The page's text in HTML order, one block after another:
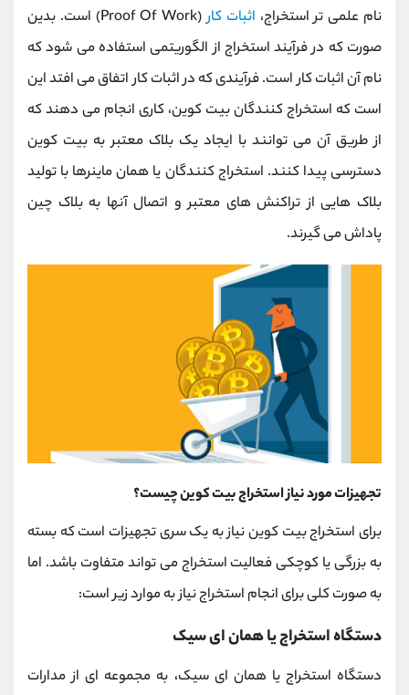
نام علمی تر استخراج، اثبات کار
(Proof Of Work) است. بدین
صورت که در فرآیند استخراج از الگوریتمی استفاده می شود که
نام آن اثبات کار است. فرآیندی که در اثبات کار اتفاق می افتد این
است که استخراج کنندگان بیت کوین، کاری انجام می دهند که
از طریق آن می توانند با ایجاد یک بلاک معتبر به بیت کوین
دسترسی پیدا کنند. استخراج کنندگان یا همان ماینرها با تولید
بلاک هایی از تراکنش های معتبر و اتصال آنها به بلاک چین
پاداش می گیرند.
تجهیزات مورد نیاز استخراج بیت کوین چیست؟
برای استخراج بیت کوین نیاز به یک سری تجهیزات است که بسته
به بزرگی یا کوچکی فعالیت استخراج می تواند متفاوت باشد. اما
به صورت کلی برای انجام استخراج نیاز به موارد زیر است:
دستگاه استخراج یا همان ای سیک
دستگاه استخراج یا همان ای سیک، به مجموعه ای از مدارات